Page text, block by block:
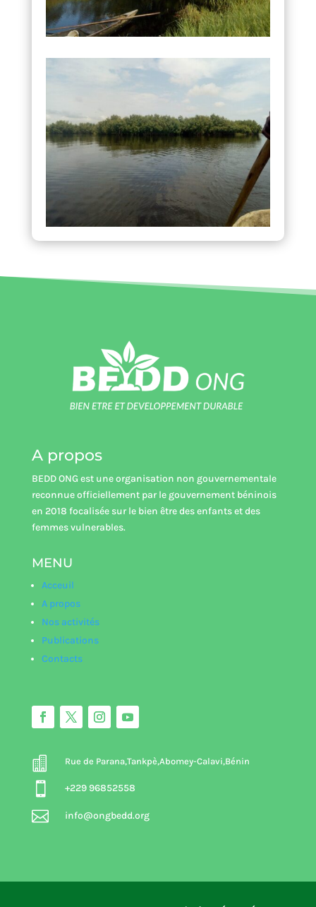
A propos
BEDD ONG est une organisation non gouvernementale
reconnue officiellement par le gouvernement béninois
en 2018 focalisée sur le bien être des enfants et des
femmes vulnerables.
MENU
Acceuil
A propos
Nos activités
Publications
Contacts
 Rue de Parana,Tankpè,Abomey-Calavi,Bénin
 +229 96852558
 info@ongbedd.org